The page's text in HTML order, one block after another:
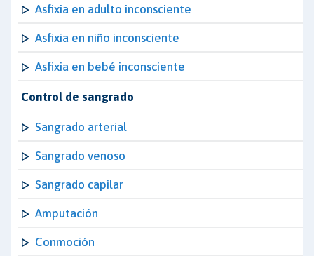
Asfixia en adulto inconsciente
Asfixia en niño inconsciente
Asfixia en bebé inconsciente
Control de sangrado
Sangrado arterial
Sangrado venoso
Sangrado capilar
Amputación
Conmoción